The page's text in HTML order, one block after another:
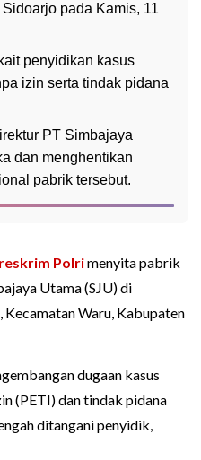
pada Kamis, 11
penyidikan kasus
izin serta tindak pidana
PT Simbajaya
dan menghentikan
pabrik tersebut.
Polrimenyita pabrik
Utama (SJU) di
Waru, Kabupaten
dugaan kasus
(PETI) dan tindak pidana
ditangani penyidik,